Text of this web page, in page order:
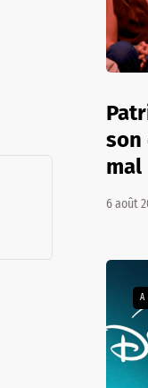
son
mal
6 août
A